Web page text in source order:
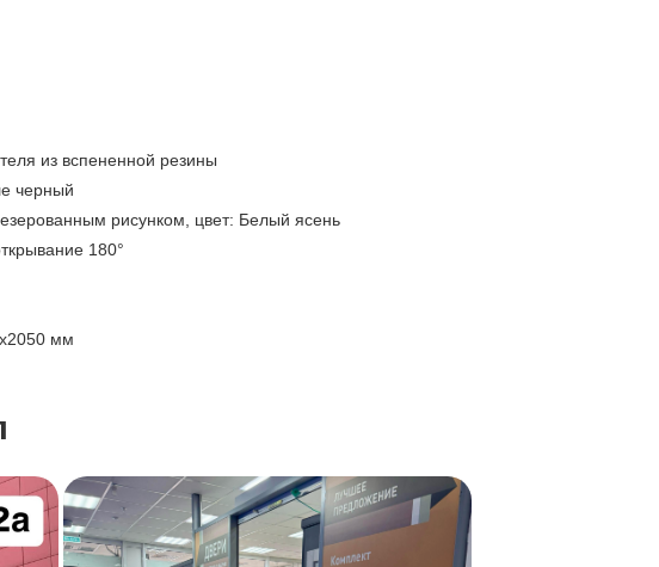
из вспененной резины
черный
рисунком, цвет: Белый ясень
180°
мм